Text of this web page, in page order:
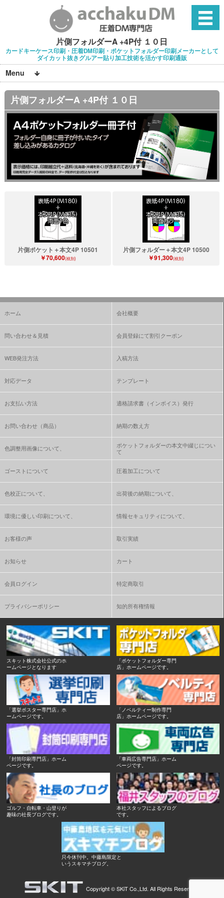
片側フォルダーA +4P付 １０日
カードキーケース印刷・圧着DM印刷・ポケットフォルダー印刷メーカーとして
ダイカット抜きグルアー貼り加工技術を活かす印刷通販
Menu
片側フォルダーA +4P付 １０日
片側ポケット＋本文4P 10501
￥70,600(税別)
片側フォルダー＋本文4P 10500
￥91,300(税別)
ホーム 会社概要
問い合わせ＆見積 会員登録にて割引クーポン
WEB発注方法 入稿方法
対応データ テンプレート
お支払い方法 適格請求書（インボイス）発行
お問い合わせ（商品） 納期の数え方
色調整用画像について、
ポケットフォルダーの本文中綴じについ
て
ゴーストについて 圧着加工について
色校正について、 出荷後の納期について、
環境に優しい印刷について、 情報セキュリティについて、
お客様の声 取引実績
お知らせ カート
会員ログイン 特定商取引
プライバシーポリシー 知的所有権情報
スキット株式会社公式のホ
ームページとなります
「ポケットフォルダー専門
店」ホームページです。
「選挙ポスター専門店」ホ
ームページです。
「ノベルティー制作専門
店」ホームページです。
「封筒印刷専門店」ホーム
ページです。
「車両広告専門店」ホーム
ページです。
ゴルフ・自転車・山登りが
趣味の社長ブログです。
本社スタッフによるブログ
です。
只今休刊中。中藤島限定と
いうスキマチブログ。
Copyright ©SKiT Co.,Ltd. All Rights Reserved.